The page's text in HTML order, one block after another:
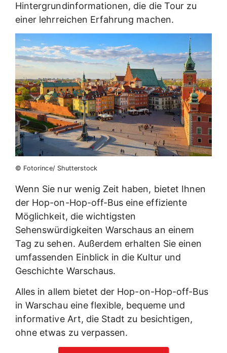
Hintergrundinformationen, die die Tour zu
einer lehrreichen Erfahrung machen.
© Fotorince/ Shutterstock
Wenn Sie nur wenig Zeit haben, bietet Ihnen
der Hop-on-Hop-off-Bus eine effiziente
Möglichkeit, die wichtigsten
Sehenswürdigkeiten Warschaus an einem
Tag zu sehen. Außerdem erhalten Sie einen
umfassenden Einblick in die Kultur und
Geschichte Warschaus.
Alles in allem bietet der Hop-on-Hop-off-Bus
in Warschau eine flexible, bequeme und
informative Art, die Stadt zu besichtigen,
ohne etwas zu verpassen.